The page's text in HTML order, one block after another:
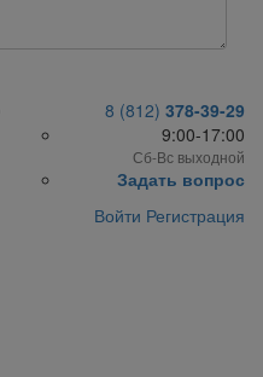
8 (812) 378-39-29
9:00-17:00
Сб-Вс выходной
Задать вопрос
Войти Регистрация